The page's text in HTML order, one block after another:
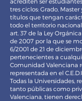
tres ciclos: Grado,
títulos que tengan
todo el territorio
art. 37 de la Ley
de 2007 por la que se
6/2001 de 21 de
pertenecientes a
Comunidad Valenciana
representada en el
Todas la Universidades,
tanto públicas como
Valenciana, tienen